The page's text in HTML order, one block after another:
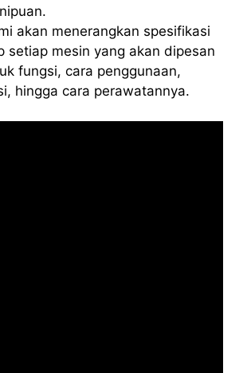
akan menerangkan spesifikasi
setiap mesin yang akan dipesan
fungsi, cara penggunaan,
hingga cara perawatannya.